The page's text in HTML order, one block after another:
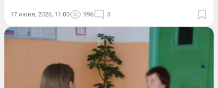
17 июня, 2026, 11:00 996 3